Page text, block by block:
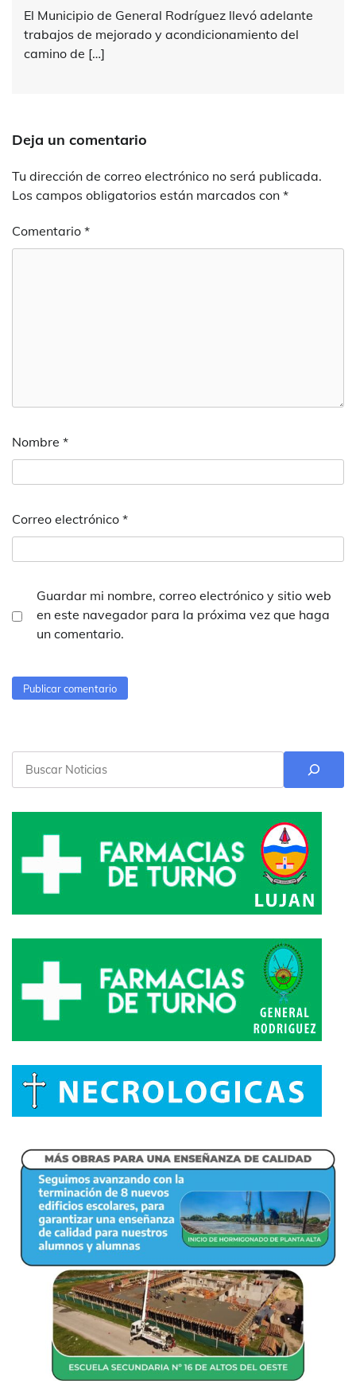
El Municipio de General Rodríguez llevó adelante
trabajos de mejorado y acondicionamiento del
camino de […]
Deja un comentario
Tu dirección de correo electrónico no será publicada.
Los campos obligatorios están marcados con *
Comentario *
Nombre *
Correo electrónico *
Guardar mi nombre, correo electrónico y sitio web
en este navegador para la próxima vez que haga
un comentario.